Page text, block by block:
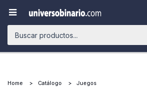

Home Catálogo Juegos